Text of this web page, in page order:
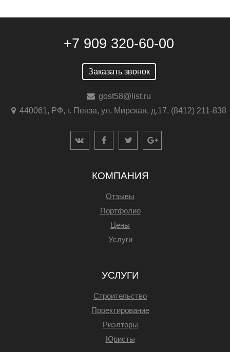
+7 909 320-60-00
Заказать звонок
gost58@list.ru
440061, РФ, г. Пенза, ул. Мирская, д.17, (8412) 211-838
КОМПАНИЯ
Отзывы
Портфолио
Цены
Услуги
УСЛУГИ
Строительство
Проектирование
Риэлторы
Юристы